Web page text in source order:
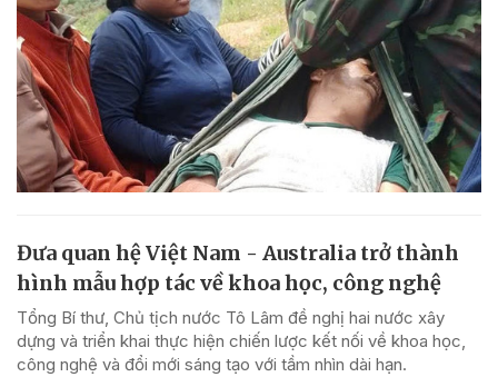
Đưa quan hệ Việt Nam - Australia trở thành
hình mẫu hợp tác về khoa học, công nghệ
Tổng Bí thư, Chủ tịch nước Tô Lâm đề nghị hai nước xây
dựng và triển khai thực hiện chiến lược kết nối về khoa học,
công nghệ và đổi mới sáng tạo với tầm nhìn dài hạn.